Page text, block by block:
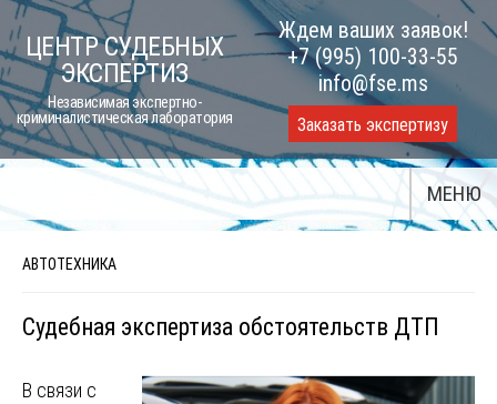
Skip
to
content
ЦЕНТР СУДЕБНЫХ
ЭКСПЕРТИЗ
Независимая экспертно-
криминалистическая лаборатория
Ждем ваших заявок!
+7 (995) 100-33-55
info@fse.ms
Заказать экспертизу
МЕНЮ
АВТОТЕХНИКА
Судебная экспертиза обстоятельств ДТП
В связи с